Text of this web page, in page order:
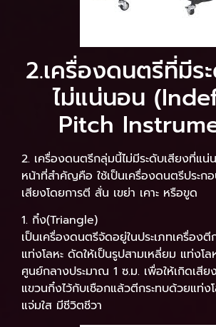
2.เครื่องดนตรีที่มีร
ไม่แน่นอน
Pitch
2. เครื่องดนตรีกลุ่มนี้ไม่มีระดับเสียงที่แน่
หน้าที่สำคัญคือ ใช้เป็นเครื่องดนตรีประก
เสียงโดยการตี สั่น เขย่า เคาะ หรือขูด
1. กิ๋ง(Triangle)
เป็นเครื่องดนตรีจัดอยู่ในประเภทเครื่อง
แท่งโลหะ ดัดให้เป็นรูปสามเหลี่ยม แท่งโล
ศูนย์กลางประมาณ 1 ซ.ม. เพื่อให้เกิดเสี
แขวนกิ๋งไว้กับเชือกแล้วตีกระทบด้วยแท่ง
แจ่มใส มีชีวิตชีวา